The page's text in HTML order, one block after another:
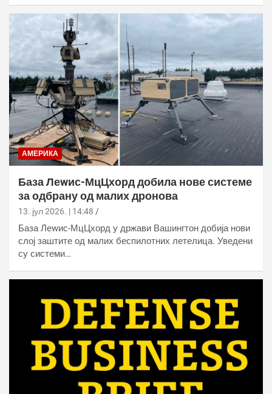
АМЕРИКА
База Леwис-МцЦхорд добила нове системе
за одбрану од малих дронова
13. јул 2026. | 14:48
База Леwис-МцЦхорд у држави Вашингтон добија нови
слој заштите од малих беспилотних летелица. Уведени
су системи…